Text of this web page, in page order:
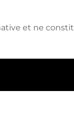
et ne